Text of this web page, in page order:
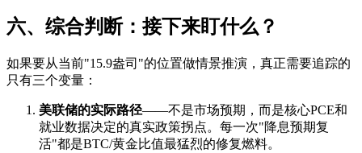
六、综合判断：接下来盯什么？
如果要从当前"15.9盎司"的位置做情景推演，真正需要追踪的
只有三个变量：
美联储的实际路径——不是市场预期，而是核心PCE和
就业数据决定的真实政策拐点。每一次"降息预期复
活"都是BTC/黄金比值最猛烈的修复燃料。